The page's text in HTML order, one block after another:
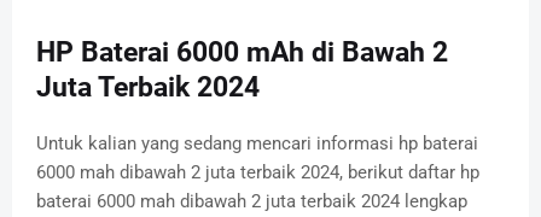
HP Baterai 6000 mAh di Bawah 2
Juta Terbaik 2024
Untuk kalian yang sedang mencari informasi hp baterai
6000 mah dibawah 2 juta terbaik 2024, berikut daftar hp
baterai 6000 mah dibawah 2 juta terbaik 2024 lengkap